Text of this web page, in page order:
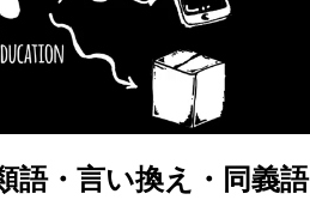
語・言い換え・同義語